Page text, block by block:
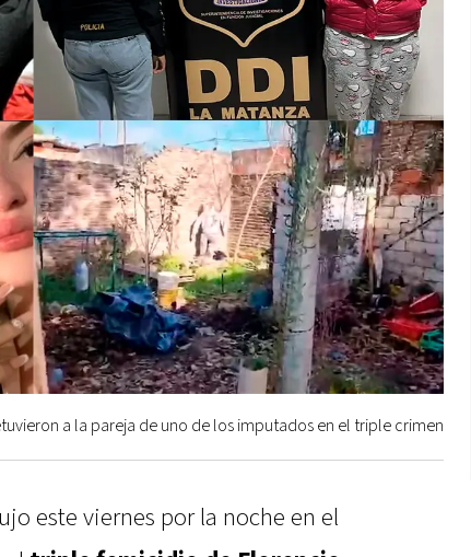
a la pareja de uno de los imputados en el triple crimen
este viernes por la noche en el